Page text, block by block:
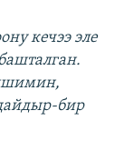
кечээ эле
бир